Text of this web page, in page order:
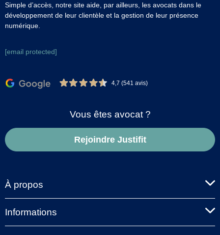
Simple d’accès, notre site aide, par ailleurs, les avocats dans le
développement de leur clientèle et la gestion de leur présence
numérique.
[email protected]
4,7 (541 avis)
Vous êtes avocat ?
Rejoindre Justifit
À propos
Informations